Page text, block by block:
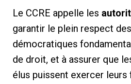
Le CCRE appelle les
garantir le plein respect
démocratiques
de droit, et à assurer que
élus puissent exercer